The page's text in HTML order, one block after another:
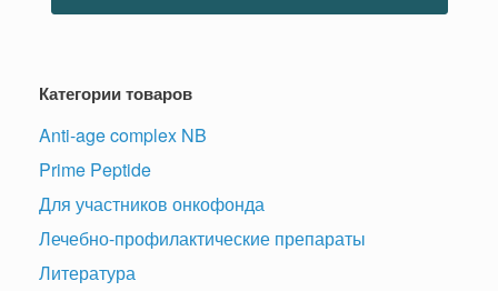
Категории товаров
Anti-age complex NB
Prime Peptide
Для участников онкофонда
Лечебно-профилактические препараты
Литература